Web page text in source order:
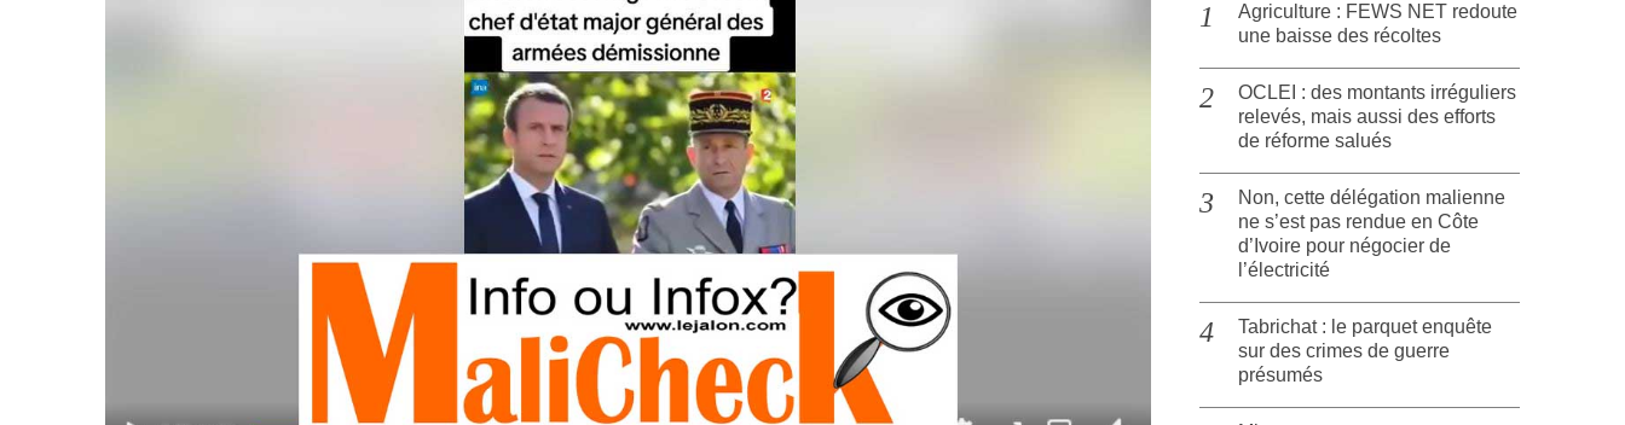
Agriculture : FEWS NET redoute
une baisse des récoltes
OCLEI : des montants irréguliers
relevés, mais aussi des efforts
de réforme salués
Non, cette délégation malienne
ne s’est pas rendue en Côte
d’Ivoire pour négocier de
l’électricité
Tabrichat : le parquet enquête
sur des crimes de guerre
présumés